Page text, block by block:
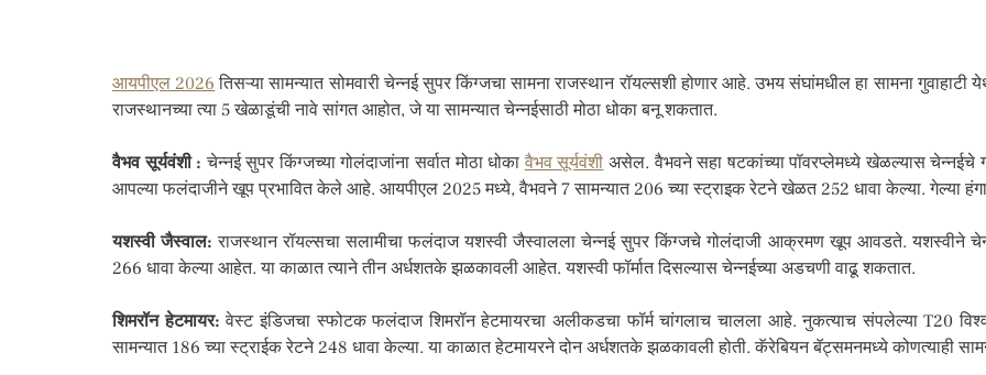
आयपीएल 2026 तिसऱ्या सामन्यात सोमवारी चेन्नई सुपर किंग्जचा सामना राजस्थान रॉयल्सशी होणार आहे. उभय संघांमधील हा सामना गुवाहाटी
राजस्थानच्या त्या 5 खेळाडूंची नावे सांगत आहोत, जे या सामन्यात चेन्नईसाठी मोठा धोका बनू शकतात.
वैभव सूर्यवंशी : चेन्नई सुपर किंग्जच्या गोलंदाजांना सर्वात मोठा धोका वैभव सूर्यवंशी असेल. वैभवने सहा षटकांच्या पॉवरप्लेमध्ये खेळल्यास
आपल्या फलंदाजीने खूप प्रभावित केले आहे. आयपीएल 2025 मध्ये, वैभवने 7 सामन्यात 206 च्या स्ट्राइक रेटने खेळत 252 धावा केल्या. गेल्या
यशस्वी जैस्वाल: राजस्थान रॉयल्सचा सलामीचा फलंदाज यशस्वी जैस्वालला चेन्नई सुपर किंग्जचे गोलंदाजी आक्रमण खूप आवडते. यशस्वीने
266 धावा केल्या आहेत. या काळात त्याने तीन अर्धशतके झळकावली आहेत. यशस्वी फॉर्मात दिसल्यास चेन्नईच्या अडचणी वाढू शकतात.
शिमरॉन हेटमायर: वेस्ट इंडिजचा स्फोटक फलंदाज शिमरॉन हेटमायरचा अलीकडचा फॉर्म चांगलाच चालला आहे. नुकत्याच संपलेल्या T20
सामन्यात 186 च्या स्ट्राईक रेटने 248 धावा केल्या. या काळात हेटमायरने दोन अर्धशतके झळकावली होती. कॅरेबियन बॅट्समनमध्ये कोणत्याही